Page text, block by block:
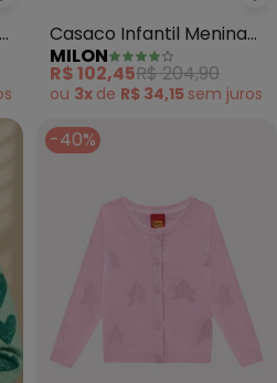
Marlan - Blusão Infantil
Casaco Infantil Menina
(Preto)
MILON
R$ 102,45R$ 204,90
ou 3x de R$ 34,15 sem juros
-40%